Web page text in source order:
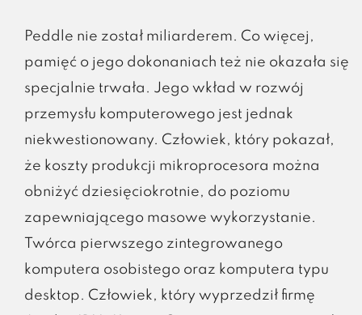
Peddle nie został miliarderem. Co więcej,
pamięć o jego dokonaniach też nie okazała się
specjalnie trwała. Jego wkład w rozwój
przemysłu komputerowego jest jednak
niekwestionowany. Człowiek, który pokazał,
że koszty produkcji mikroprocesora można
obniżyć dziesięciokrotnie, do poziomu
zapewniającego masowe wykorzystanie.
Twórca pierwszego zintegrowanego
komputera osobistego oraz komputera typu
desktop. Człowiek, który wyprzedził firmę